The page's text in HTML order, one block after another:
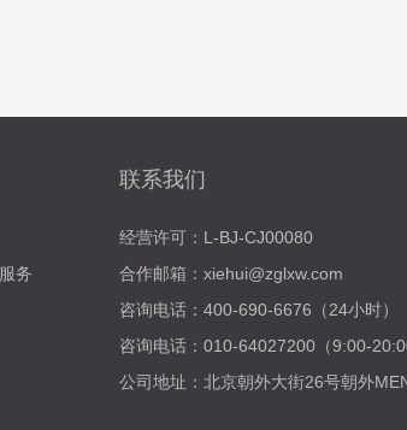
务
联系我们
经营许可：L-BJ-CJ00080
合作邮箱：xiehui@zglxw.com
咨询电话：400-690-6676（24小时）
咨询电话：010-64027200（9:00-
公司地址：北京朝外大街26号朝外